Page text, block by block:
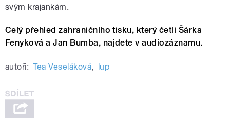
svým krajankám.
Celý přehled zahraničního tisku, který četli Šárka
Fenyková a Jan Bumba, najdete v audiozáznamu.
autoři: Tea Veseláková, lup